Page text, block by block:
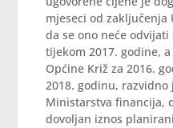
mjeseci od zaključenja
da se ono neće
tijekom 2017. godine,
Općine Križ za 2016.
2018. godinu,
Ministarstva financija,
dovoljan iznos